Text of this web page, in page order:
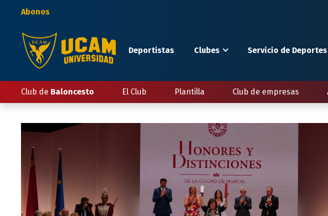
principal
Abonos
Deportistas Clubes Servicio de Deportes
Club de Baloncesto El Club Plantilla Club de empresas